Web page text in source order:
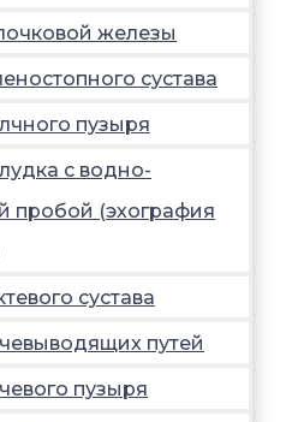
железы
сустава
пузыря
с водно-
пробой (эхография
сустава
путей
пузыря